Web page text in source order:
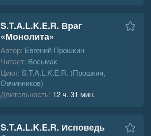
S.T.A.L.K.E.R. Враг
«Монолита»
Автор: Евгений Прошкин
Читает: Восьмак
Цикл: S.T.A.L.K.E.R. (Прошкин,
Овчинников)
Длительность: 12 ч. 31 мин.
S.T.A.L.K.E.R. Исповедь